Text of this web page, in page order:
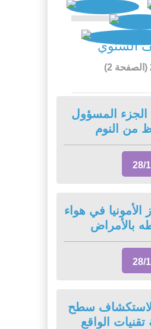
السنوي
(الصفحة 2)
الجزء المسؤول
من النوم
28/
في هواء
بالأمراض
28/
لاستكشاف سطح
الواقع